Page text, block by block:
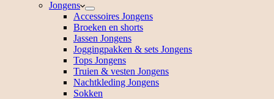
Jongens
Accessoires Jongens
Broeken en shorts
Jassen Jongens
Joggingpakken & sets Jongens
Tops Jongens
Truien & vesten Jongens
Nachtkleding Jongens
Sokken